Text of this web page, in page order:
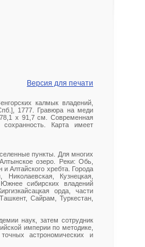
Версия для печати
калмык владений,
1777. Гравюра на меди
х 91,7 см. Современная
Карта имеет
пункты. Для многих
озеро. Реки: Обь,
Алтайского хребта. Города
Кузнецкая,
сибирских владений
орда, части
Сайрам, Туркестан,
наук, затем сотрудник
империи по методике,
астрономических и